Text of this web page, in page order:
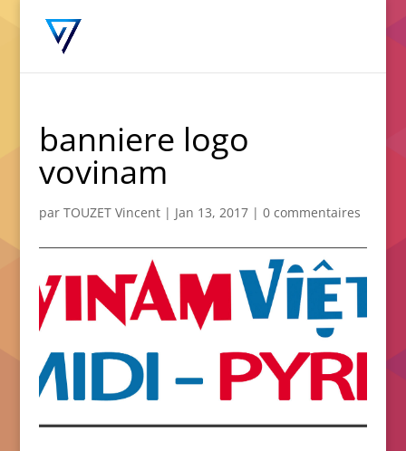
banniere logo
vovinam
par TOUZET Vincent| Jan 13, 2017| 0 commentaires